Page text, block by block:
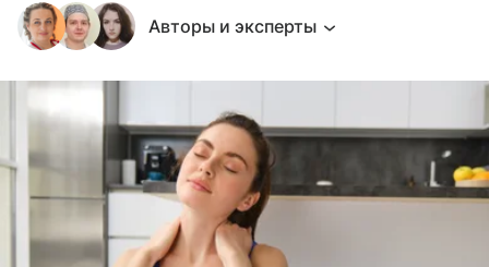
Авторы и эксперты